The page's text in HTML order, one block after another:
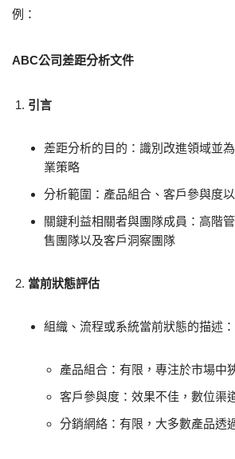
例：
ABC公司差距分析文件
引言
差距分析的目的：識別改進領域並
業策略
分析範圍：產品組合、客戶參與度
關鍵利益相關者與團隊成員：高階
售團隊以及客戶洞察團隊
當前狀態評估
組織、流程或系統當前狀態的描述：
產品組合：有限，專注於市場中
客戶參與度：效果不佳，數位渠
分銷網絡：有限，大多數產品透